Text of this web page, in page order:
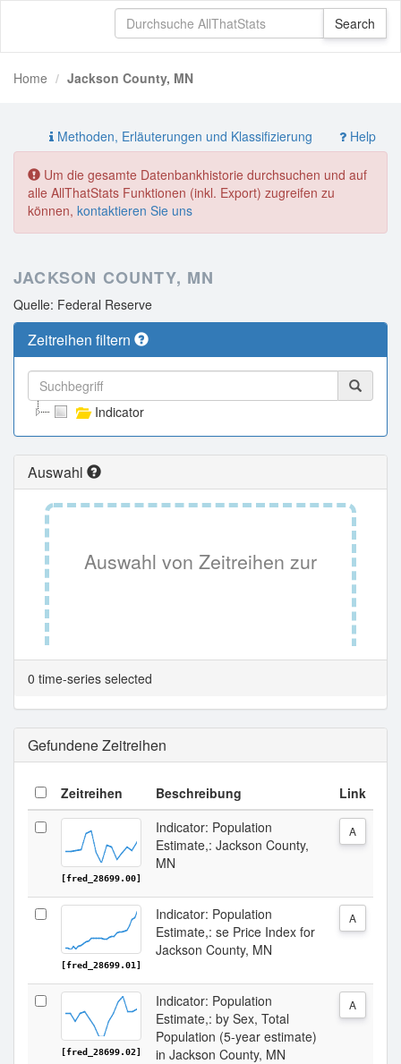
Home Jackson County, MN
Methoden, Erläuterungen und Klassifizierung Help
Um die gesamte Datenbankhistorie durchsuchen und auf
alle AllThatStats Funktionen (inkl. Export) zugreifen zu
können, kontaktieren Sie uns
JACKSON COUNTY, MN
Quelle: Federal Reserve
Zeitreihen filtern
Indicator
Auswahl
Auswahl von Zeitreihen zur
Tabellenansicht.
0 time-series selected
Gefundene Zeitreihen
Zeitreihen Beschreibung Link
[fred_28699.00]
Indicator: Population
Estimate,: Jackson County,
MN
A
[fred_28699.01]
Indicator: Population
Estimate,: se Price Index for
Jackson County, MN
A
[fred_28699.02]
Indicator: Population
Estimate,: by Sex, Total
Population (5-year estimate)
in Jackson County, MN
A